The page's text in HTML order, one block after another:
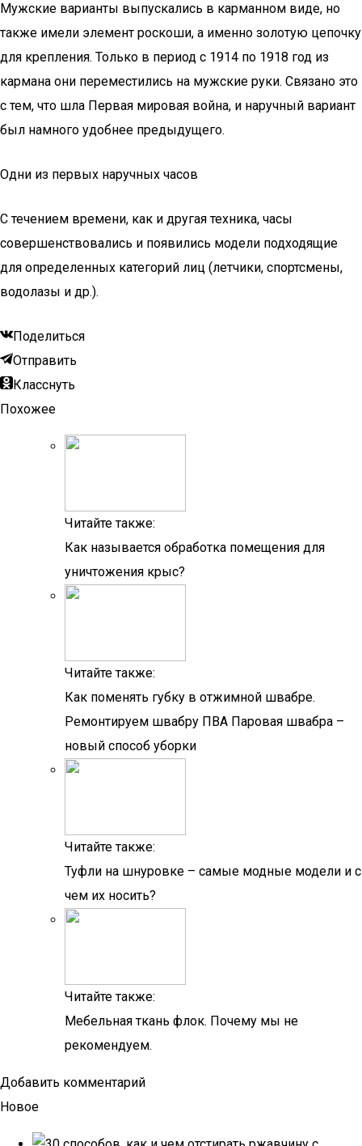
Мужские варианты выпускались в карманном виде, но
также имели элемент роскоши, а именно золотую цепочку
для крепления. Только в период с 1914 по 1918 год из
кармана они переместились на мужские руки. Связано это
с тем, что шла Первая мировая война, и наручный вариант
был намного удобнее предыдущего.
Одни из первых наручных часов
С течением времени, как и другая техника, часы
совершенствовались и появились модели подходящие
для определенных категорий лиц (летчики, спортсмены,
водолазы и др.).
Поделиться
Отправить
Класснуть
Похожее
Читайте также:
Как называется обработка помещения для
уничтожения крыс?
Читайте также:
Как поменять губку в отжимной швабре.
Ремонтируем швабру ПВА Паровая швабра –
новый способ уборки
Читайте также:
Туфли на шнуровке – самые модные модели и с
чем их носить?
Читайте также:
Мебельная ткань флок. Почему мы не
рекомендуем.
Добавить комментарий
Новое